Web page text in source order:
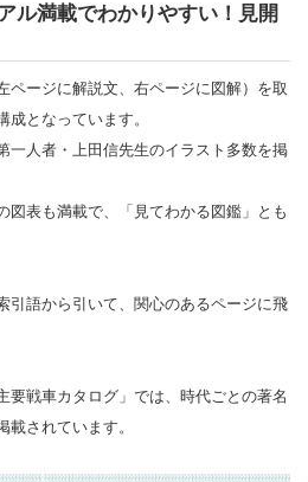
ル満載でわかりやすい！見開
ージに解説文、右ページに図解）を取
成となっています。
一人者・上田信先生のイラスト多数を掲
図表も満載で、「見てわかる図鑑」とも
語から引いて、関心のあるページに飛
戦車カタログ」では、時代ごとの著名
載されています。